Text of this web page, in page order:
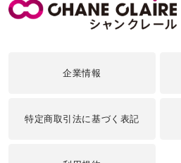
企業情報
特定商取引法に基づく表記